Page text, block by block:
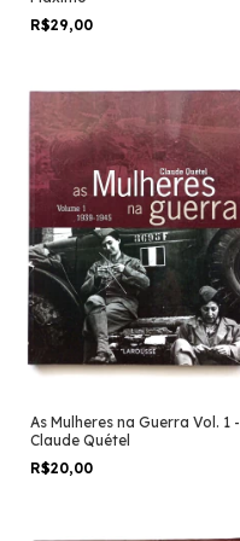
R$29,00
As Mulheres na Guerra Vol. 1 -
Claude Quétel
R$20,00